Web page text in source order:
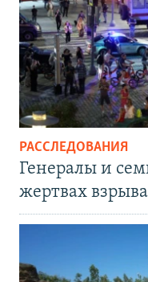
РАССЛЕДОВАНИЯ
Генералы и
жертвах